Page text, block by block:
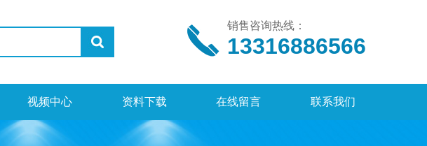
销售咨询热线：
13316886566
视频中心 资料下载 在线留言 联系我们